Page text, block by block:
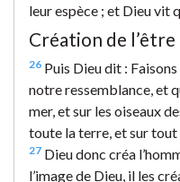
leur espèce ; et Dieu vit
Création de
26 Puis Dieu dit :
notre ressemblance, et
mer, et sur les oiseaux
toute la terre, et sur
27 Dieu donc créa
l’image de Dieu, il les